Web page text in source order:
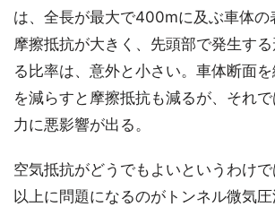
は、全長が最大で400mに及ぶ車体の
摩擦抵抗が大きく、先頭部で発生す
る比率は、意外と小さい。車体断面
を減らすと摩擦抵抗も減るが、それ
力に悪影響が出る。
空気抵抗がどうでもよいというわけ
以上に問題になるのがトンネル微気